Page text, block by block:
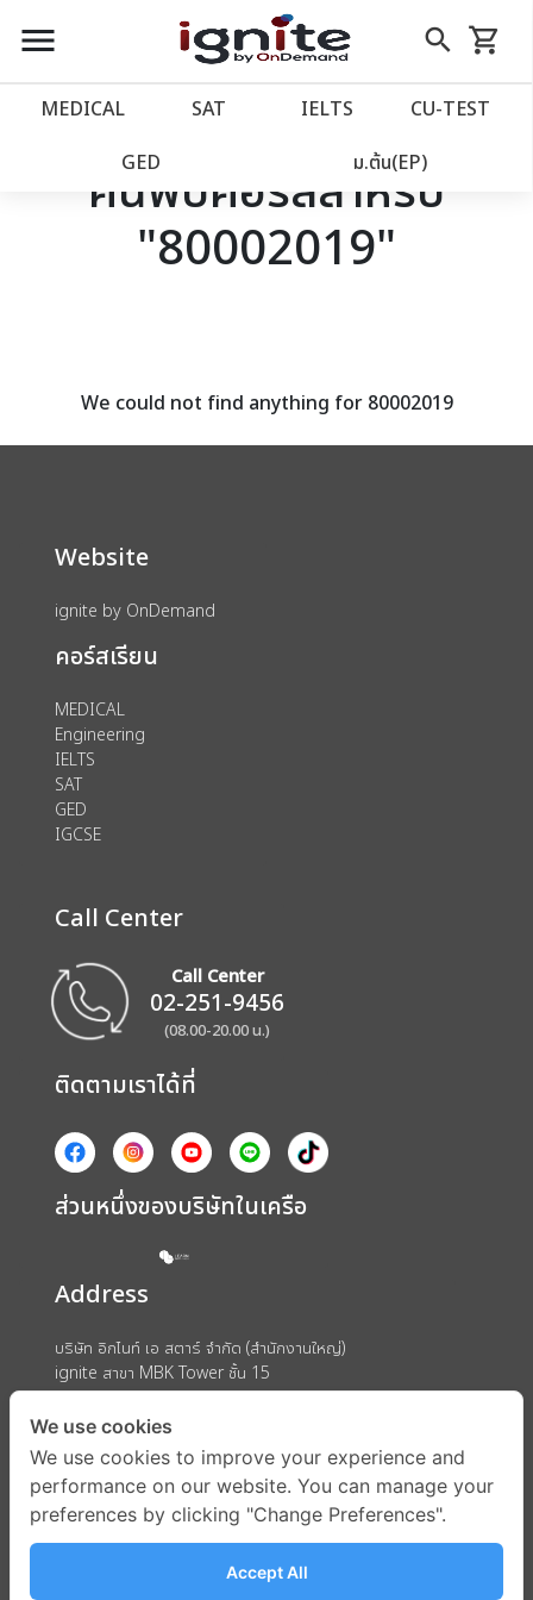
close
account_balance หน้าแรก
เว็บไซต์อิกไนท์
โปรโมชั่น
assignment ลงทะเบียน
menu search
Skip
to
shopping_cart
รถเข็น
MEDICAL SAT IELTS CU‑TEST
GED ม.ต้น(EP)
ค้นพบคอร์สสำหรับ
"80002019"
We could not find anything for 80002019
Website
ignite by OnDemand
คอร์สเรียน
MEDICAL
Engineering
IELTS
SAT
GED
IGCSE
Call Center
Call Center
02-251-9456
(08.00-20.00 น.)
ติดตามเราได้ที่
ส่วนหนึ่งของบริษัทในเครือ
Address
บริษัท อิกไนท์ เอ สตาร์ จำกัด (สำนักงานใหญ่)
ignite สาขา MBK Tower ชั้น 15
ถนนพญาไท แขวงวังใหม่ เขตปทุมวัน กรุงเทพมหานคร 10330
We use cookies
We use cookies to improve your experience and
performance on our website. You can manage your
preferences by clicking "Change Preferences".
Accept All